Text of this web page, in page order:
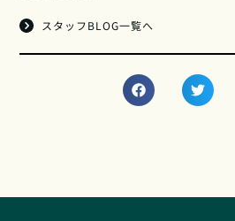
スタッフBLOG一覧へ